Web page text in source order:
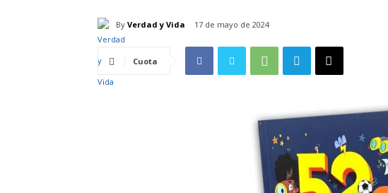
By Verdad y Vida 17 de mayo de 2024
Cuota